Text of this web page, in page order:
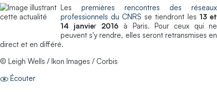
Les premières rencontres des réseaux
professionnels du CNRS se tiendront les 13 et
14 janvier 2016 à Paris. Pour ceux qui ne
peuvent s'y rendre, elles seront retransmises en
direct et en différé.
© Leigh Wells / Ikon Images / Corbis
Écouter